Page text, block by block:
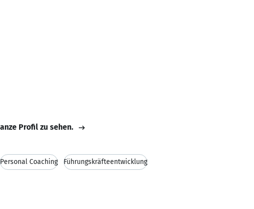
Profil zu sehen.
Personal Coaching Führungskräfteentwicklung